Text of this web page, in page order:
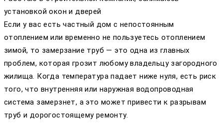
установкой окон и дверей
Если у вас есть частный дом с непостоянным
отоплением или временно не пользуетесь отоплением
зимой, то замерзание труб — это одна из главных
проблем, которая грозит любому владельцу загородного
жилища. Когда температура падает ниже нуля, есть риск
того, что внутренняя или наружная водопроводная
система замерзнет, а это может привести к разрывам
труб и дорогостоящему ремонту.